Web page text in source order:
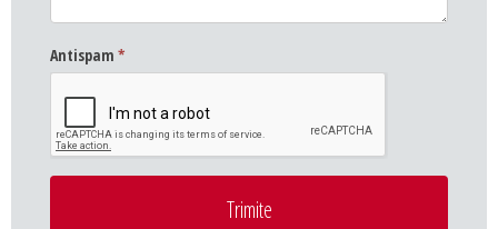
Antispam *
Trimite